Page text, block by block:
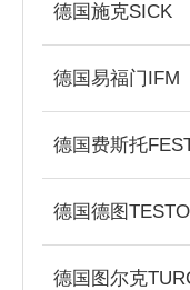
德国施克SICK
德国易福门IFM
德国费斯托
德国德图TESTO
德国图尔克